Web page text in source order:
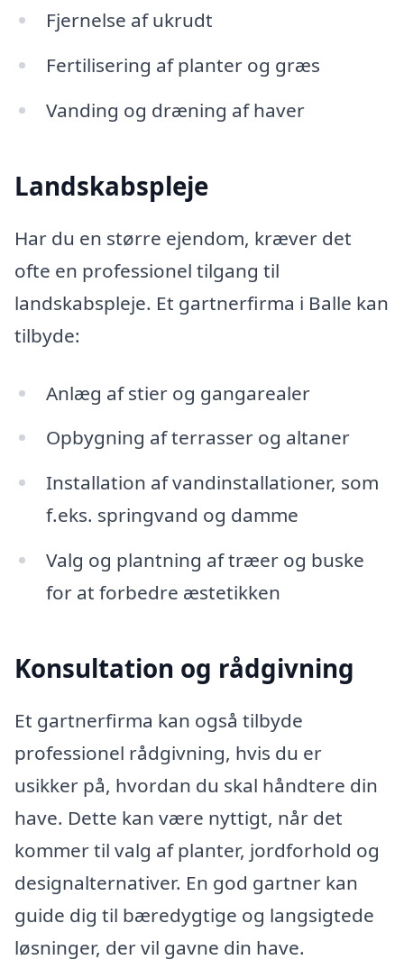
Fjernelse af ukrudt
Fertilisering af planter og græs
Vanding og dræning af haver
Landskabspleje
Har du en større ejendom, kræver det
ofte en professionel tilgang til
landskabspleje. Et gartnerfirma i Balle kan
tilbyde:
Anlæg af stier og gangarealer
Opbygning af terrasser og altaner
Installation af vandinstallationer, som
f.eks. springvand og damme
Valg og plantning af træer og buske
for at forbedre æstetikken
Konsultation og rådgivning
Et gartnerfirma kan også tilbyde
professionel rådgivning, hvis du er
usikker på, hvordan du skal håndtere din
have. Dette kan være nyttigt, når det
kommer til valg af planter, jordforhold og
designalternativer. En god gartner kan
guide dig til bæredygtige og langsigtede
løsninger, der vil gavne din have.